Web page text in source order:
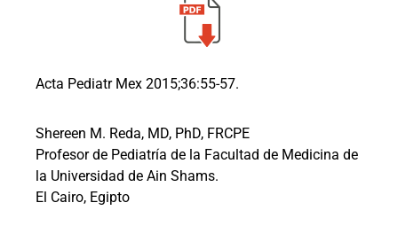
Acta Pediatr Mex 2015;36:55-57.
Shereen M. Reda, MD, PhD, FRCPE
Profesor de Pediatría de la Facultad de Medicina de
la Universidad de Ain Shams.
El Cairo, Egipto